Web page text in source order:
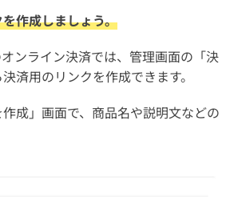
作成しましょう。
ンライン決済では、管理画面の「決
済用のリンクを作成できます。
成」画面で、商品名や説明文などの